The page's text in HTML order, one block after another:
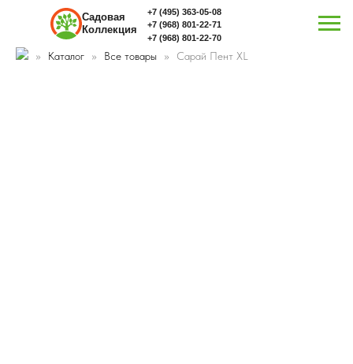
+7 (495) 363-05-08
+7 (968) 801-22-71
Садовая
Коллекция
+7 (968) 801-22-70
Каталог Все товары Сарай Пент XL